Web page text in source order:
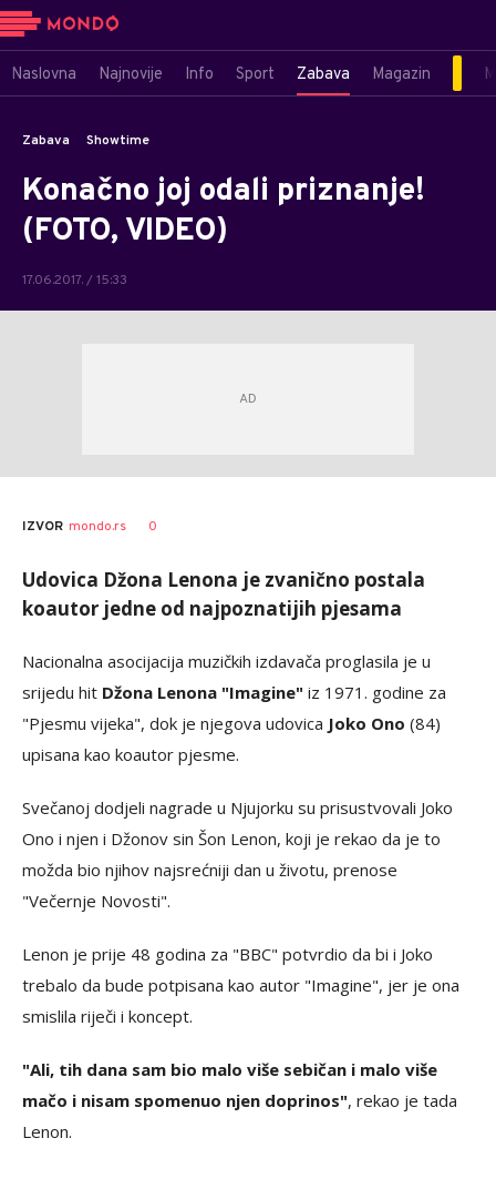
Naslovna Najnovije Info Sport Zabava Magazin
Zabava Showtime
Konačno joj odali priznanje!
(FOTO, VIDEO)
17.06.2017. / 15:33
IZVOR mondo.rs 0
Udovica Džona Lenona je zvanično postala
koautor jedne od najpoznatijih pjesama
Nacionalna asocijacija muzičkih izdavača proglasila je u
srijedu hit Džona Lenona "Imagine" iz 1971. godine za
"Pjesmu vijeka", dok je njegova udovica Joko Ono (84)
upisana kao koautor pjesme.
Svečanoj dodjeli nagrade u Njujorku su prisustvovali Joko
Ono i njen i Džonov sin Šon Lenon, koji je rekao da je to
možda bio njihov najsrećniji dan u životu, prenose
"Večernje Novosti".
Lenon je prije 48 godina za "BBC" potvrdio da bi i Joko
trebalo da bude potpisana kao autor "Imagine", jer je ona
smislila riječi i koncept.
"Ali, tih dana sam bio malo više sebičan i malo više
mačo i nisam spomenuo njen doprinos", rekao je tada
Lenon.